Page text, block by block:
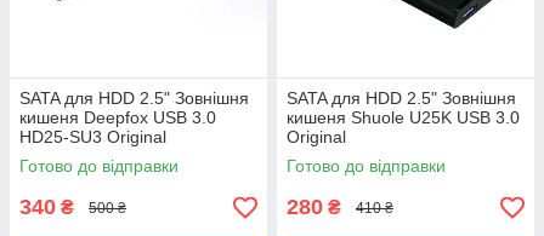
SATA для HDD 2.5" Зовнішня
кишеня Deepfox USB 3.0
HD25-SU3 Original
Готово до відправки
340 ₴ 500 ₴
SATA для HDD 2.5" Зовнішня
кишеня Shuole U25K USB 3.0
Original
Готово до відправки
280 ₴ 410 ₴